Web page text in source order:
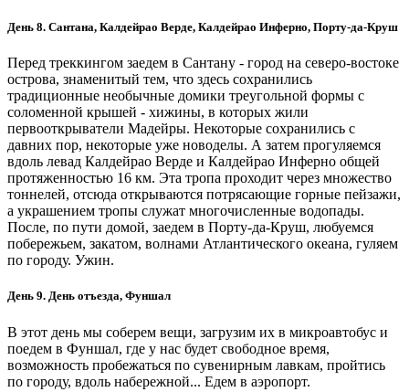
День 8. Сантана, Калдейрао Верде, Калдейрао Инферно, Порту-да-Круш
Перед треккингом заедем в Сантану - город на северо-востоке
острова, знаменитый тем, что здесь сохранились
традиционные необычные домики треугольной формы с
соломенной крышей - хижины, в которых жили
первооткрыватели Мадейры. Некоторые сохранились с
давних пор, некоторые уже новоделы. А затем прогуляемся
вдоль левад Калдейрао Верде и Калдейрао Инферно общей
протяженностью 16 км. Эта тропа проходит через множество
тоннелей, отсюда открываются потрясающие горные пейзажи,
а украшением тропы служат многочисленные водопады.
После, по пути домой, заедем в Порту-да-Круш, любуемся
побережьем, закатом, волнами Атлантического океана, гуляем
по городу. Ужин.
День 9. День отъезда, Фуншал
В этот день мы соберем вещи, загрузим их в микроавтобус и
поедем в Фуншал, где у нас будет свободное время,
возможность пробежаться по сувенирным лавкам, пройтись
по городу, вдоль набережной... Едем в аэропорт.